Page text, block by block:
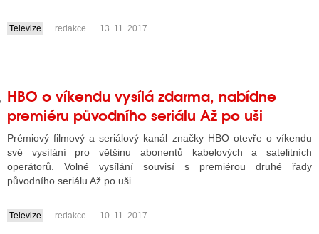
DISKUTÉRA NA RADIOTV
....
Televize redakce 13. 11. 2017
HBO o víkendu vysílá zdarma, nabídne
premiéru původního seriálu Až po uši
Prémiový filmový a seriálový kanál značky HBO otevře o víkendu
své vysílání pro většinu abonentů kabelových a satelitních
operátorů. Volné vysílání souvisí s premiérou druhé řady
původního seriálu Až po uši.
....
Televize redakce 10. 11. 2017